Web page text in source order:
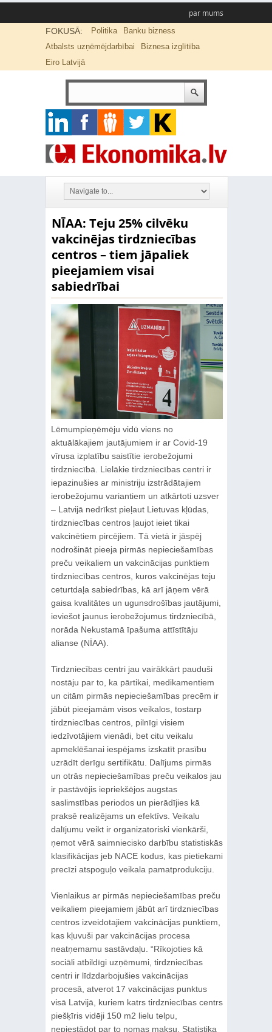
par mums
FOKUSĀ: Politika
Banku bizness
Atbalsts uzņēmējdarbībai
Biznesa izglītība
Eiro Latvijā
NĪAA: Teju 25% cilvēku
vakcinējas tirdzniecības
centros – tiem jāpaliek
pieejamiem visai
sabiedrībai
Lēmumpieņēmēju vidū viens no
aktuālākajiem jautājumiem ir ar Covid-19
vīrusa izplatību saistītie ierobežojumi
tirdzniecībā. Lielākie tirdzniecības centri ir
iepazinušies ar ministriju izstrādātajiem
ierobežojumu variantiem un atkārtoti uzsver
– Latvijā nedrīkst pieļaut Lietuvas kļūdas,
tirdzniecības centros ļaujot ieiet tikai
vakcinētiem pircējiem. Tā vietā ir jāspēj
nodrošināt pieeja pirmās nepieciešamības
preču veikaliem un vakcinācijas punktiem
tirdzniecības centros, kuros vakcinējas teju
ceturtdaļa sabiedrības, kā arī jāņem vērā
gaisa kvalitātes un ugunsdrošības jautājumi,
ieviešot jaunus ierobežojumus tirdzniecībā,
norāda Nekustamā īpašuma attīstītāju
alianse (NĪAA).
Tirdzniecības centri jau vairākkārt pauduši
nostāju par to, ka pārtikai, medikamentiem
un citām pirmās nepieciešamības precēm ir
jābūt pieejamām visos veikalos, tostarp
tirdzniecības centros, pilnīgi visiem
iedzīvotājiem vienādi, bet citu veikalu
apmeklēšanai iespējams izskatīt prasību
uzrādīt derīgu sertifikātu. Dalījums pirmās
un otrās nepieciešamības preču veikalos jau
ir pastāvējis iepriekšējos augstas
saslimstības periodos un pierādījies kā
praksē realizējams un efektīvs. Veikalu
dalījumu veikt ir organizatoriski vienkārši,
ņemot vērā saimniecisko darbību statistiskās
klasifikācijas jeb NACE kodus, kas pietiekami
precīzi atspoguļo veikala pamatprodukciju.
Vienlaikus ar pirmās nepieciešamības preču
veikaliem pieejamiem jābūt arī tirdzniecības
centros izveidotajiem vakcinācijas punktiem,
kas kļuvuši par vakcinācijas procesa
neatņemamu sastāvdaļu. “Rīkojoties kā
sociāli atbildīgi uzņēmumi, tirdzniecības
centri ir līdzdarbojušies vakcinācijas
procesā, atverot 17 vakcinācijas punktus
visā Latvijā, kuriem katrs tirdzniecības centrs
piešķīris vidēji 150 m2 lielu telpu,
nepiestādot par to nomas maksu. Statistika